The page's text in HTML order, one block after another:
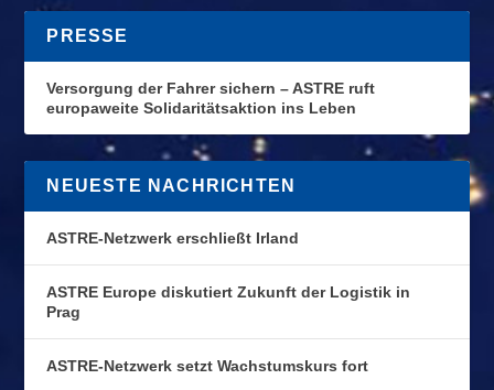
PRESSE
Versorgung der Fahrer sichern – ASTRE ruft
europaweite Solidaritätsaktion ins Leben
NEUESTE NACHRICHTEN
ASTRE-Netzwerk erschließt Irland
ASTRE Europe diskutiert Zukunft der Logistik in
Prag
ASTRE-Netzwerk setzt Wachstumskurs fort